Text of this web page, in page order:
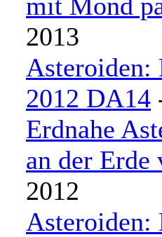
2013
Asteroiden:
2012 DA14
Erdnahe
an der Erde
2012
Asteroiden: